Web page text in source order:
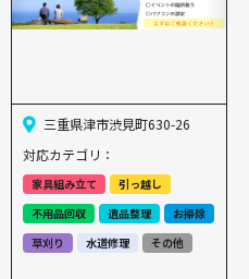
三重県津市渋見町630-26
対応カテゴリ：
家具組み立て
引っ越し
不用品回収
遺品整理
お掃除
草刈り
水道修理 その他